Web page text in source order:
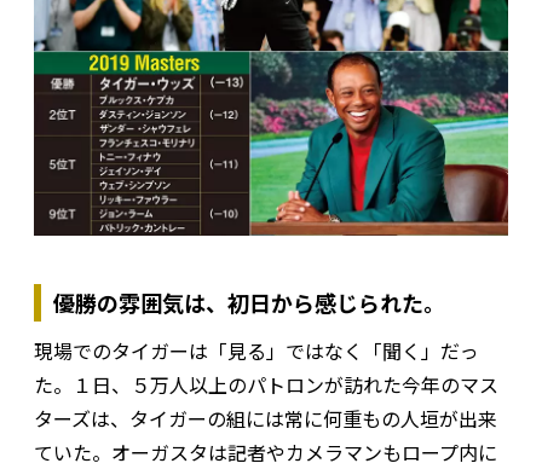
優勝の雰囲気は、初日から感じられた。
現場でのタイガーは「見る」ではなく「聞く」だっ
た。１日、５万人以上のパトロンが訪れた今年のマス
ターズは、タイガーの組には常に何重もの人垣が出来
ていた。オーガスタは記者やカメラマンもロープ内に